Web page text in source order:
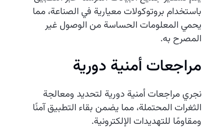
باستخدام بروتوكولات معيارية في الصناعة، مما
يحمي المعلومات الحساسة من الوصول غير
المصرح به.
مراجعات أمنية دورية
نجري مراجعات أمنية دورية لتحديد ومعالجة
الثغرات المحتملة، مما يضمن بقاء التطبيق آمنًا
ومقاومًا للتهديدات الإلكترونية.